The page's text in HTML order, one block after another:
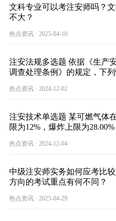
文科专业可以考注安师吗？
不大？
热点资讯 · 2025-04-10
注安法规多选题 依据《生产
调查处理条例》的规定，下
热点资讯 · 2024-12-02
注安技术单选题 某可燃气体
限为12%，爆炸上限为
热点资讯 · 2024-12-04
中级注安师实务如何应考比
方向的考试重点有何不同？
热点资讯 · 2025-04-29